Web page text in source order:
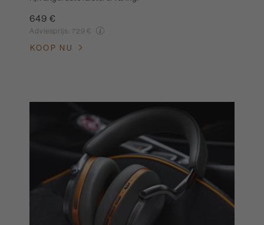
649 €
Adviesprijs: 729 €
KOOP NU